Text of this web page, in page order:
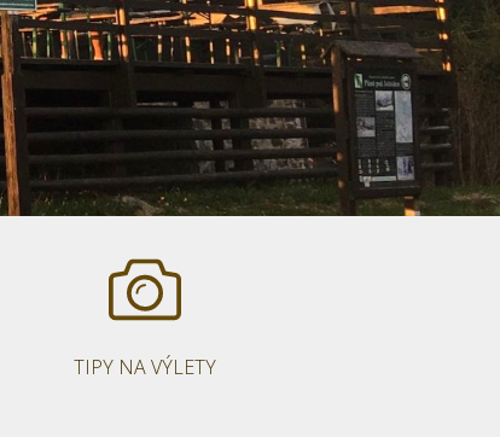
TIPY NA VÝLETY